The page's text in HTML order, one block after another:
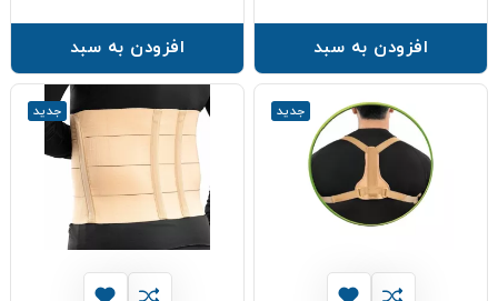
افزودن به سبد افزودن به سبد
جدید جدید